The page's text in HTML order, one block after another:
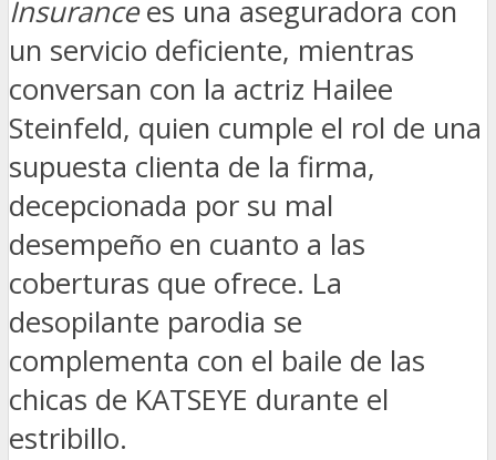
Insurancees una aseguradora con
un servicio deficiente, mientras
conversan con la actriz Hailee
Steinfeld, quien cumple el rol de una
supuesta clienta de la firma,
decepcionada por su mal
desempeño en cuanto a las
coberturas que ofrece. La
desopilante parodia se
complementa con el baile de las
chicas de KATSEYE durante el
estribillo.